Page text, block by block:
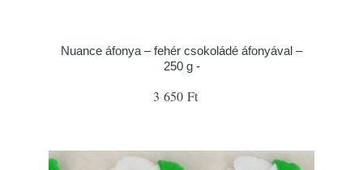
Nuance áfonya – fehér csokoládé áfonyával –
250 g -
3 650 Ft